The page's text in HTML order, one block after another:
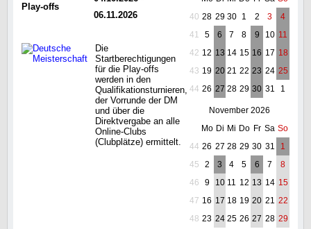
Play-offs
06.11.2026
40 28 29 30 1 2 3
4
41
5 6 7 8 9 10 11
42 12 13 14 15 16 17 18
43 19 20 21 22 23 24 25
44 26 27 28 29 30 31 1
November 2026
Mo Di Mi Do Fr Sa So
44 26 27 28 29 30 31
1
45
2 3 4 5 6 7
8
46
9 10 11 12 13 14 15
47 16 17 18 19 20 21 22
48 23 24 25 26 27 28 29
Die
Startberechtigungen
für die Play-offs
werden in den
Qualifikationsturnieren,
der Vorrunde der DM
und über die
Direktvergabe an alle
Online-Clubs
(Clubplätze) ermittelt.